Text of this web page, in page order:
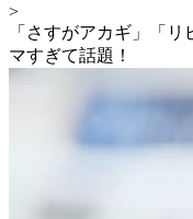
>
「さすがアカギ」「
マすぎて話題！